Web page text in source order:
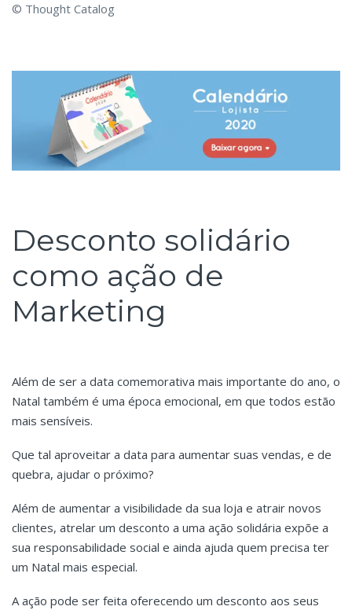
© Thought Catalog
Desconto solidário
como ação de
Marketing
Além de ser a data comemorativa mais importante do ano, o
Natal também é uma época emocional, em que todos estão
mais sensíveis.
Que tal aproveitar a data para aumentar suas vendas, e de
quebra, ajudar o próximo?
Além de aumentar a visibilidade da sua loja e atrair novos
clientes, atrelar um desconto a uma ação solidária expõe a
sua responsabilidade social e ainda ajuda quem precisa ter
um Natal mais especial.
A ação pode ser feita oferecendo um desconto aos seus